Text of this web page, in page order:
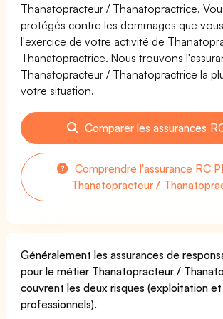
Thanatopracteur / Thanatopractrice.
protégés contre les dommages que
l'exercice de votre activité de
Thanatopractrice. Nous trouvons
Thanatopracteur / Thanatopractrice la
votre situation.
Comparer les assurances
Comprendre l'assurance RC
Thanatopracteur /
Généralement les assurances de
pour le métier Thanatopracteur /
couvrent les deux risques (exploitation et
professionnels).